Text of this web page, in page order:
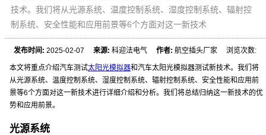
技术。我们将从光源系统、温度控制系统、湿度控制系统、辐射控
制系统、安全性能和应用前景等6个方面对这一新技术
发布时间: 2025-02-07来源: 科迎法电气作者: 航空插头厂家 浏览次数:
本文将重点介绍汽车测试太阳光模拟器和汽车太阳光模拟器测试新技术。我们将
从光源系统、温度控制系统、湿度控制系统、辐射控制系统、安全性能和应用前
景等6个方面对这一新技术进行详细介绍和分析。我们将总结归纳这一新技术的优
势和应用前景。
光源系统